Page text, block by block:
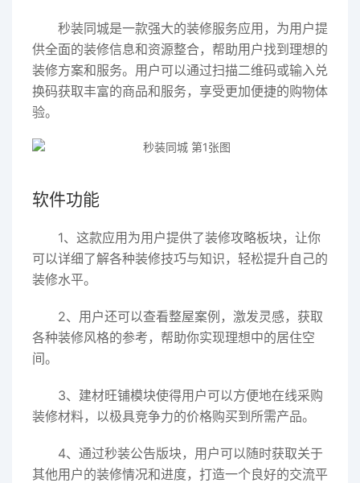
秒装同城是一款强大的装修服务应用，为用户提
供全面的装修信息和资源整合，帮助用户找到理想的
装修方案和服务。用户可以通过扫描二维码或输入兑
换码获取丰富的商品和服务，享受更加便捷的购物体
验。
软件功能
1、这款应用为用户提供了装修攻略板块，让你
可以详细了解各种装修技巧与知识，轻松提升自己的
装修水平。
2、用户还可以查看整屋案例，激发灵感，获取
各种装修风格的参考，帮助你实现理想中的居住空
间。
3、建材旺铺模块使得用户可以方便地在线采购
装修材料，以极具竞争力的价格购买到所需产品。
4、通过秒装公告版块，用户可以随时获取关于
其他用户的装修情况和进度，打造一个良好的交流平